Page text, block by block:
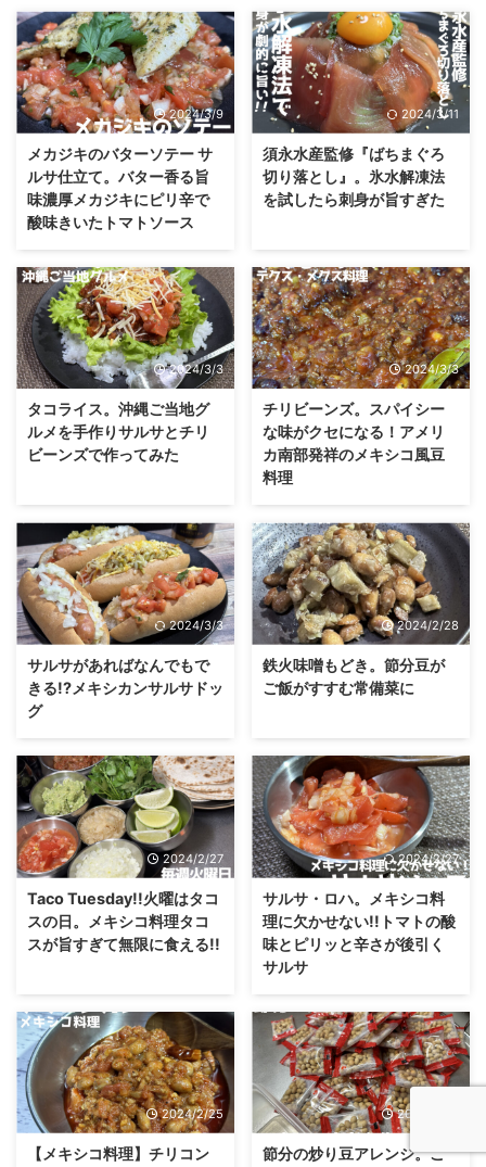
2024/3/9
メカジキのバターソテー サ
ルサ仕立て。バター香る旨
味濃厚メカジキにピリ辛で
酸味きいたトマトソース
2024/3/11
須永水産監修『ばちまぐろ
切り落とし』。氷水解凍法
を試したら刺身が旨すぎた
2024/3/3
タコライス。沖縄ご当地グ
ルメを手作りサルサとチリ
ビーンズで作ってみた
2024/3/3
チリビーンズ。スパイシー
な味がクセになる！アメリ
カ南部発祥のメキシコ風豆
料理
2024/3/3
サルサがあればなんでもで
きる!?メキシカンサルサドッ
グ
2024/2/28
鉄火味噌もどき。節分豆が
ご飯がすすむ常備菜に
2024/2/27
Taco Tuesday!!火曜はタコ
スの日。メキシコ料理タコ
スが旨すぎて無限に食える!!
2024/2/27
サルサ・ロハ。メキシコ料
理に欠かせない!!トマトの酸
味とピリッと辛さが後引く
サルサ
2024/2/25
【メキシコ料理】チリコン
2024/2/25
節分の炒り豆アレンジ。こ